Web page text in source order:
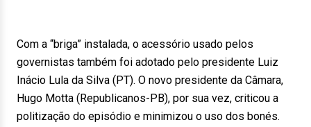
Com a “briga” instalada, o acessório usado pelos
governistas também foi adotado pelo presidente Luiz
Inácio Lula da Silva (PT). O novo presidente da Câmara,
Hugo Motta (Republicanos-PB), por sua vez, criticou a
politização do episódio e minimizou o uso dos bonés.